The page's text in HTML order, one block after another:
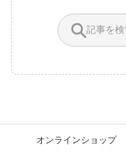
オンラインショップ